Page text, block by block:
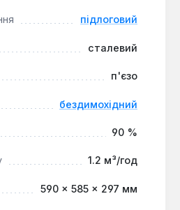
димохід запобігають
кисню.
парапетний котел є
будинків або
відсутній стаціонарний
циркуляцією
підлоговий
сталевий
п'єзо
бездимохідний
90 %
1.2 м³/год
590 × 585 × 297 мм